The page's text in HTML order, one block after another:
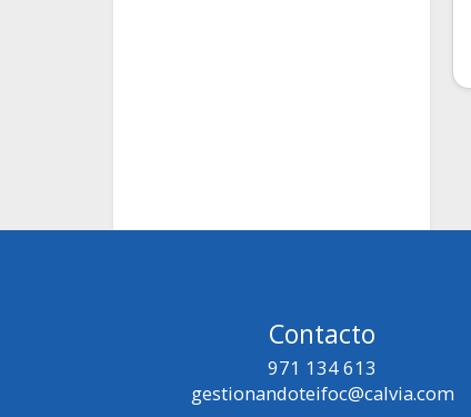
Contacto
971 134 613
gestionandoteifoc@calvia.com